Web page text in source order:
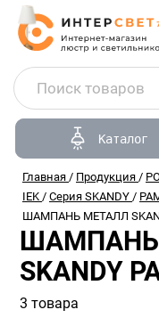
Каталог
Главная / Продукция /
IEK / Серия SKANDY /
ШАМПАНЬ МЕТАЛЛ
SKANDY
3 товара